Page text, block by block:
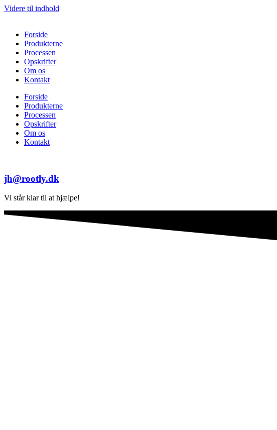
Videre til indhold
Forside
Produkterne
Processen
Opskrifter
Om os
Kontakt
Forside
Produkterne
Processen
Opskrifter
Om os
Kontakt
jh@rootly.dk
Vi står klar til at hjælpe!